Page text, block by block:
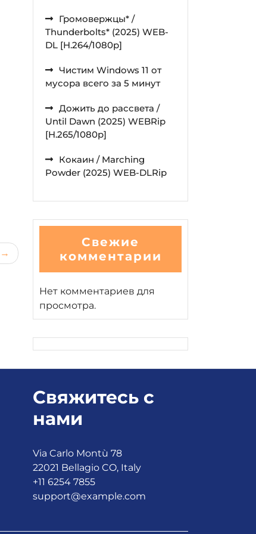
Громовержцы* /
Thunderbolts* (2025) WEB-
DL [H.264/1080p]
Чистим Windows 11 от
мусора всего за 5 минут
Дожить до рассвета /
Until Dawn (2025) WEBRip
[H.265/1080p]
Кокаин / Marching
Powder (2025) WEB-DLRip
Свежие
комментарии
Нет комментариев для
просмотра.
Свяжитесь с
нами
Via Carlo Montù 78
22021 Bellagio CO, Italy
+11 6254 7855
support@example.com